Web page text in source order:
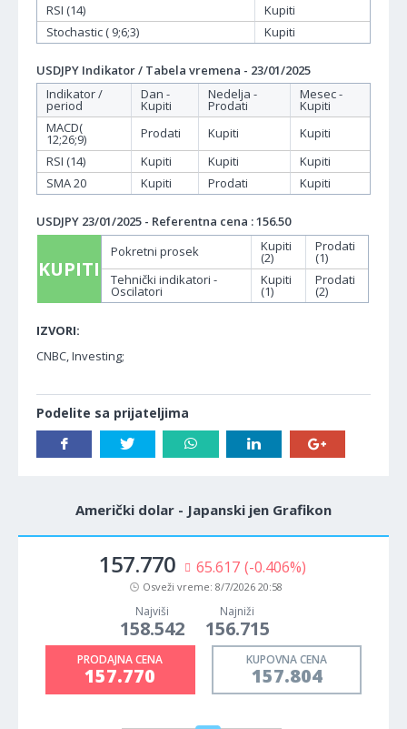
RSI (14)
Kupiti
Stochastic ( 9;6;3)
Kupiti
USDJPY Indikator / Tabela vremena - 23/01/2025
Indikator /
period
Dan -
Kupiti
Nedelja -
Prodati
Mesec -
Kupiti
MACD(
12;26;9) Prodati Kupiti
Kupiti
RSI (14)
Kupiti Kupiti
Kupiti
SMA 20
Kupiti Prodati Kupiti
USDJPY 23/01/2025 - Referentna cena : 156.50
KUPITI
Pokretni prosek Kupiti
(2)
Prodati
(1)
Tehnički indikatori -
Oscilatori
Kupiti
(1)
Prodati
(2)
IZVORI:
CNBC, Investing;
Podelite sa prijateljima
Američki dolar - Japanski jen Grafikon
157.770 65.617 (-0.406%)
Osveži vreme: 8/7/2026 20:58
Najviši
158.542
Najniži
156.715
PRODAJNA CENA
157.770
KUPOVNA CENA
157.804